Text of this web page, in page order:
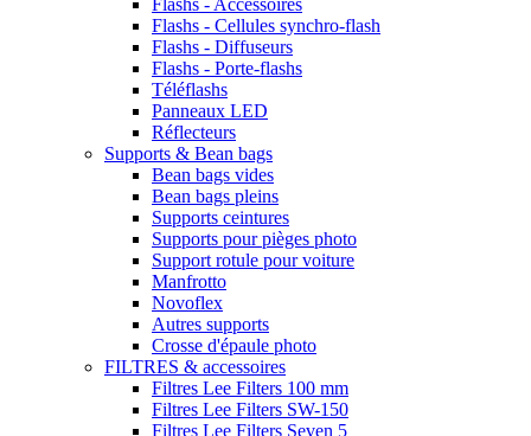
Flashs - Accessoires
Flashs - Cellules synchro-flash
Flashs - Diffuseurs
Flashs - Porte-flashs
Téléflashs
Panneaux LED
Réflecteurs
Supports & Bean bags
Bean bags vides
Bean bags pleins
Supports ceintures
Supports pour pièges photo
Support rotule pour voiture
Manfrotto
Novoflex
Autres supports
Crosse d'épaule photo
FILTRES & accessoires
Filtres Lee Filters 100 mm
Filtres Lee Filters SW-150
Filtres Lee Filters Seven 5